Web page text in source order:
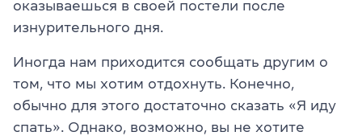
оказываешься в своей постели после
изнурительного дня.
Иногда нам приходится сообщать другим о
том, что мы хотим отдохнуть. Конечно,
обычно для этого достаточно сказать «Я иду
спать». Однако, возможно, вы не хотите